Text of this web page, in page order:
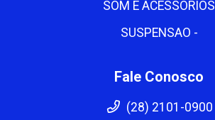
SOM E ACESSORIOS
SUSPENSAO -
Fale Conosco
(28) 2101-0900